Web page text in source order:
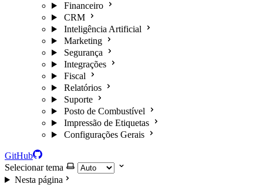
Financeiro
CRM
Inteligência Artificial
Marketing
Segurança
Integrações
Fiscal
Relatórios
Suporte
Posto de Combustível
Impressão de Etiquetas
Configurações Gerais
GitHub
Selecionar tema
Nesta página